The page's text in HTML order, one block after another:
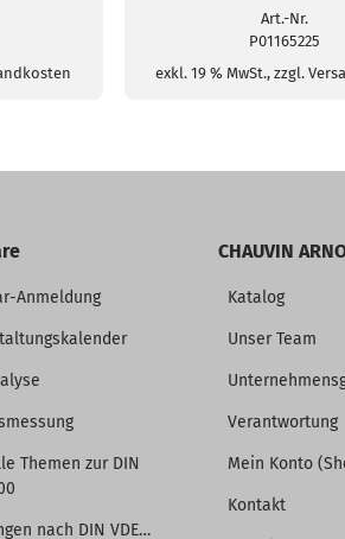
Menge
Art.-Nr.
P01165225
exkl. 19 % MwSt., zzgl.
Anmeldung
Themen zur DIN
nach DIN VDE…
CHAUVIN
Katalog
Unser Team
Verantwortung
Mein Konto
Kontakt